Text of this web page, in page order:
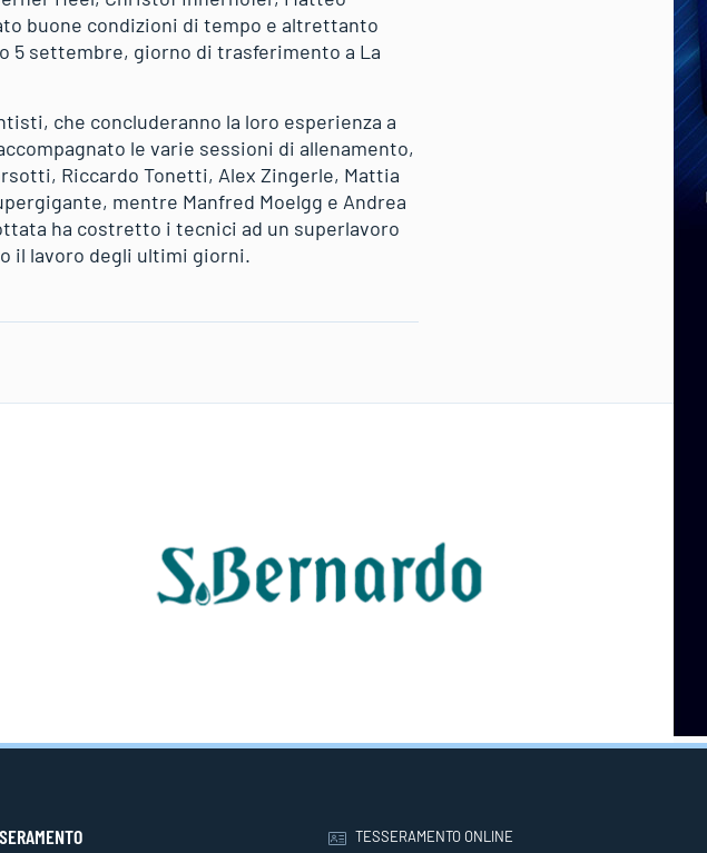
buone condizioni di tempo e altrettanto
5 settembre, giorno di trasferimento a La
che concluderanno la loro esperienza a
le varie sessioni di allenamento,
Riccardo Tonetti, Alex Zingerle, Mattia
mentre Manfred Moelgg e Andrea
ha costretto i tecnici ad un superlavoro
il lavoro degli ultimi giorni.
TESSERAMENTO ONLINE